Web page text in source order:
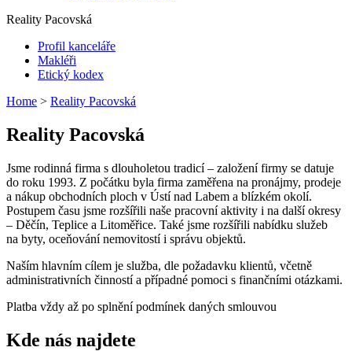
Reality Pacovská
Profil kanceláře
Makléři
Etický kodex
Home > Reality Pacovská
Reality Pacovská
Jsme rodinná firma s dlouholetou tradicí – založení firmy se datuje
do roku 1993. Z počátku byla firma zaměřena na pronájmy, prodeje
a nákup obchodních ploch v Ústí nad Labem a blízkém okolí.
Postupem času jsme rozšířili naše pracovní aktivity i na další okresy
– Děčín, Teplice a Litoměřice. Také jsme rozšířili nabídku služeb
na byty, oceňování nemovitostí i správu objektů.
Naším hlavním cílem je služba, dle požadavku klientů, včetně
administrativních činností a případné pomoci s finančními otázkami.
Platba vždy až po splnění podmínek daných smlouvou
Kde nás najdete